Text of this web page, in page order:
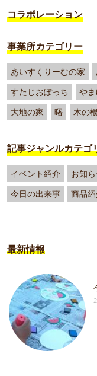
コラボレーション
事業所カテゴリー
あいすくりーむの家
すたじおぽっち や
大地の家 曙 木の
記事ジャンルカテゴ
イベント紹介 お知
今日の出来事 商品紹
最新情報